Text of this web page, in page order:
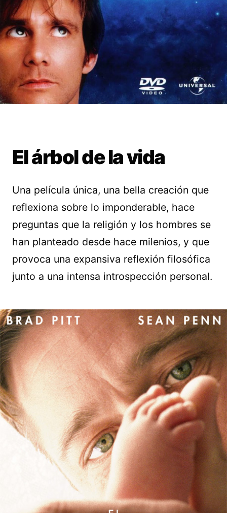
El árbol de la vida
Una película única, una bella creación que
reflexiona sobre lo imponderable, hace
preguntas que la religión y los hombres se
han planteado desde hace milenios, y que
provoca una expansiva reflexión filosófica
junto a una intensa introspección personal.